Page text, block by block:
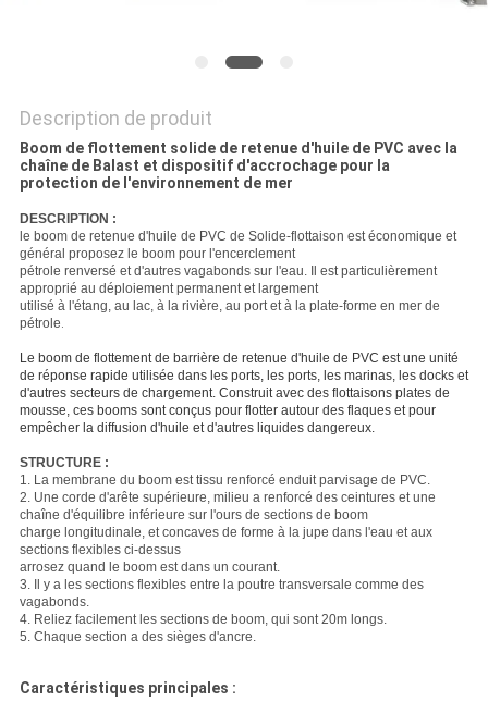
Description de produit
Boom de flottement solide de retenue d'huile de PVC avec la
chaîne de Balast et dispositif d'accrochage pour la
protection de l'environnement de mer
DESCRIPTION :
le boom de retenue d'huile de PVC de Solide-flottaison est économique et
général proposez le boom pour l'encerclement
pétrole renversé et d'autres vagabonds sur l'eau. Il est particulièrement
approprié au déploiement permanent et largement
utilisé à l'étang, au lac, à la rivière, au port et à la plate-forme en mer de
pétrole.
Le boom de flottement de barrière de retenue d'huile de PVC est une unité
de réponse rapide utilisée dans les ports, les ports, les marinas, les docks et
d'autres secteurs de chargement. Construit avec des flottaisons plates de
mousse, ces booms sont conçus pour flotter autour des flaques et pour
empêcher la diffusion d'huile et d'autres liquides dangereux.
STRUCTURE :
1. La membrane du boom est tissu renforcé enduit parvisage de PVC.
2. Une corde d'arête supérieure, milieu a renforcé des ceintures et une
chaîne d'équilibre inférieure sur l'ours de sections de boom
charge longitudinale, et concaves de forme à la jupe dans l'eau et aux
sections flexibles ci-dessus
arrosez quand le boom est dans un courant.
3. Il y a les sections flexibles entre la poutre transversale comme des
vagabonds.
4. Reliez facilement les sections de boom, qui sont 20m longs.
5. Chaque section a des sièges d'ancre.
Caractéristiques principales :